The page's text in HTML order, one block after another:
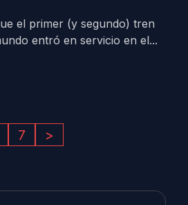
el primer (y segundo) tren
entró en servicio en el...
7 >